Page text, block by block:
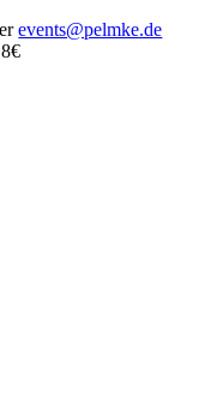
events@pelmke.de